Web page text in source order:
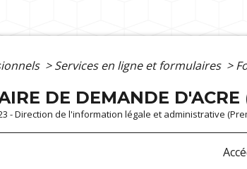
> Services en ligne et formulaires >
DE DEMANDE D'ACRE
- Direction de l'information légale et administrative